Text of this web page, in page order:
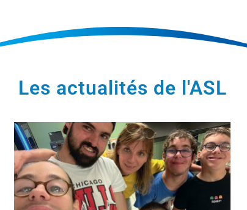
Les actualités de l'ASL